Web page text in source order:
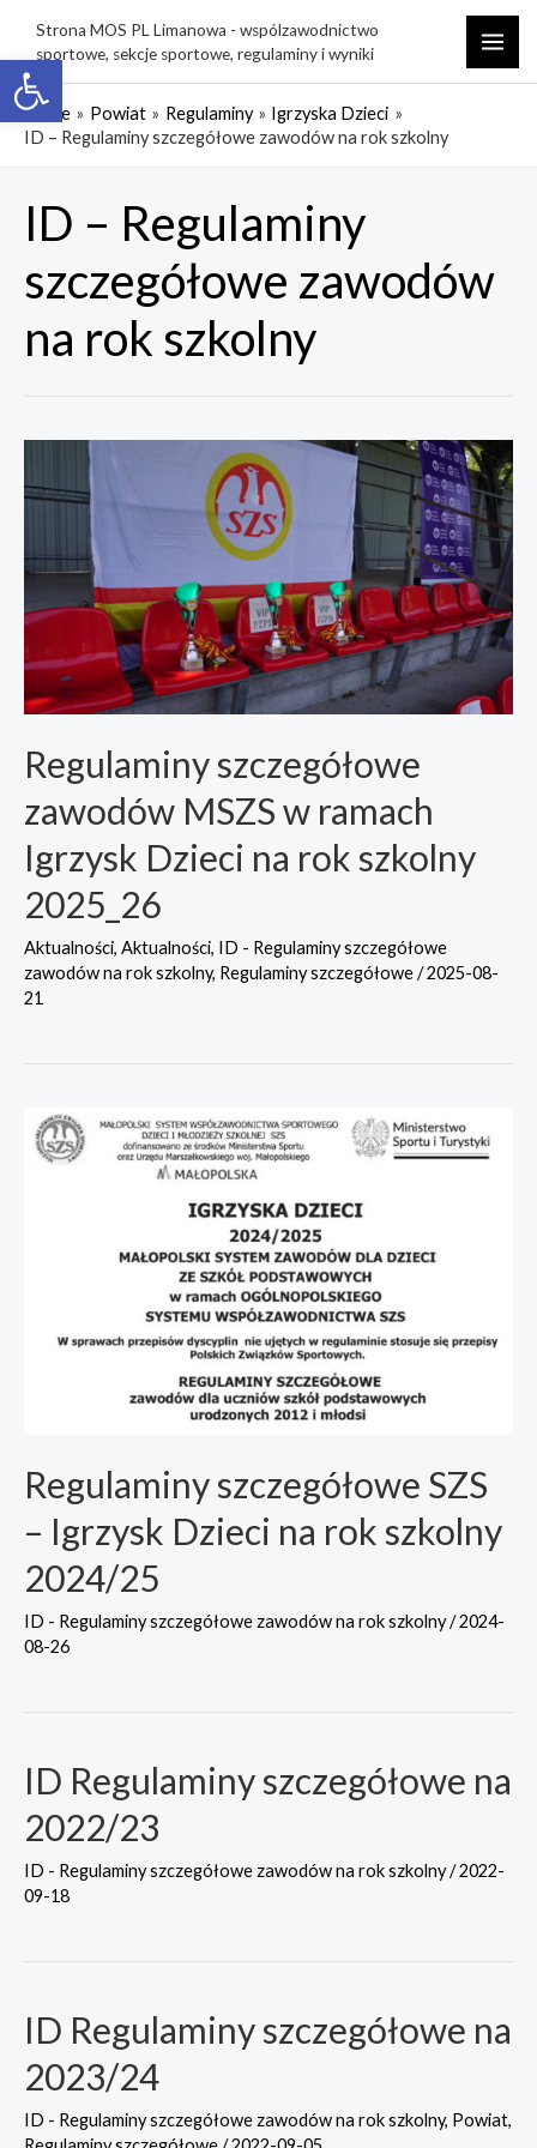
Open toolbar
content
Strona MOS PL Limanowa - wspólzawodnictwo
sportowe, sekcje sportowe, regulaminy i wyniki
Home Powiat Regulaminy
Igrzyska Dzieci
ID – Regulaminy szczegółowe zawodów na rok szkolny
ID – Regulaminy
szczegółowe zawodów
na rok szkolny
Regulaminy szczegółowe
zawodów MSZS w ramach
Igrzysk Dzieci na rok szkolny
2025_26
Aktualności, Aktualności, ID - Regulaminy szczegółowe
zawodów na rok szkolny, Regulaminy szczegółowe/2025-08-
21
Regulaminy szczegółowe SZS
– Igrzysk Dzieci na rok szkolny
2024/25
ID - Regulaminy szczegółowe zawodów na rok szkolny/2024-
08-26
ID Regulaminy szczegółowe na
2022/23
ID - Regulaminy szczegółowe zawodów na rok szkolny/2022-
09-18
ID Regulaminy szczegółowe na
2023/24
ID - Regulaminy szczegółowe zawodów na rok szkolny, Powiat,